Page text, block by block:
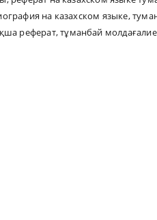
на казахском языке,
реферат,тұманбай